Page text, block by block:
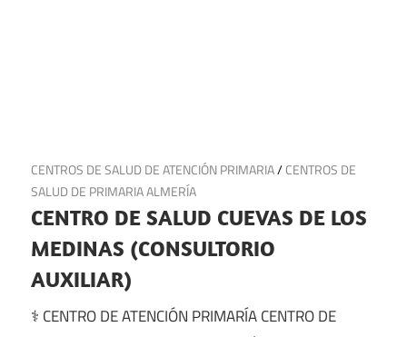
27 de junio de 2025
CENTROS DE SALUD DE ATENCIÓN PRIMARIA/CENTROS DE
SALUD DE PRIMARIA ALMERÍA
CENTRO DE SALUD CUEVAS DE LOS
MEDINAS (CONSULTORIO
AUXILIAR)
⚕️ CENTRO DE ATENCIÓN PRIMARÍA CENTRO DE